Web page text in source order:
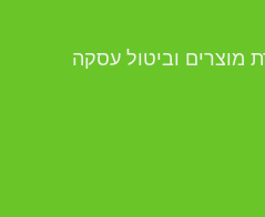
מוצרים וביטול עסקה